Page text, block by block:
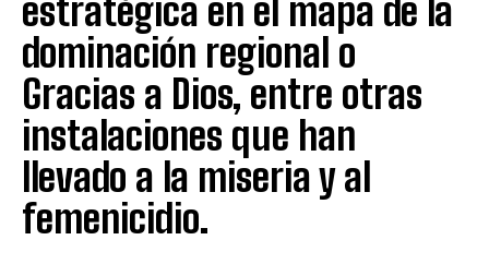
estratégica en el mapa de la
dominación regional o
Gracias a Dios, entre otras
instalaciones que han
llevado a la miseria y al
femenicidio.